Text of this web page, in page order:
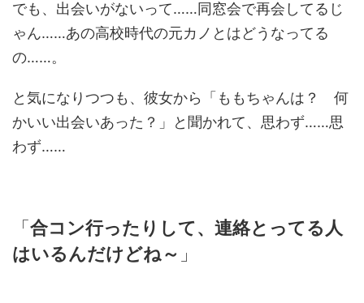
でも、出会いがないって……同窓会で再会してるじ
ゃん……あの高校時代の元カノとはどうなってる
の……。
と気になりつつも、彼女から「ももちゃんは？ 何
かいい出会いあった？」と聞かれて、思わず……思
わず……
「合コン行ったりして、連絡とってる人
はいるんだけどね～ 」